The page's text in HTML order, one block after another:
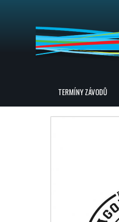
TERMÍNY ZÁVODŮ